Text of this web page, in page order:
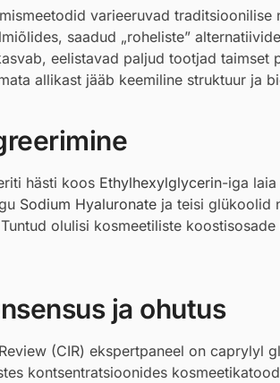
varieeruvad
saadud „roheliste”
eelistavad paljud tootjad taimset
allikast jääb keemiline struktuur ja
hästi koos Ethylhexylglycerin-iga laia
Sodium Hyaluronate ja teisi glükoolid
Tuntud olulisi kosmeetiliste
ja ohutus
(CIR) ekspertpaneel on caprylyl
kontsentratsioonides